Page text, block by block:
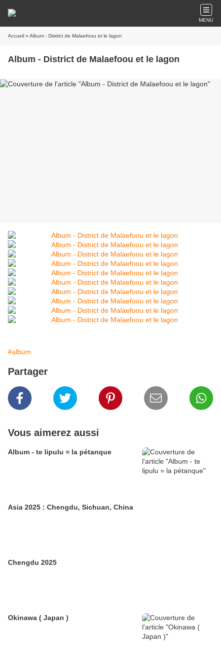
MENU
Accueil » Album - District de Malaefoou et le lagon
Album - District de Malaefoou et le lagon
#album
Partager
Vous aimerez aussi
Album - te lipulu = la pétanque
Asia 2025 : Chengdu, Sichuan, China
Chengdu 2025
Okinawa ( Japan )